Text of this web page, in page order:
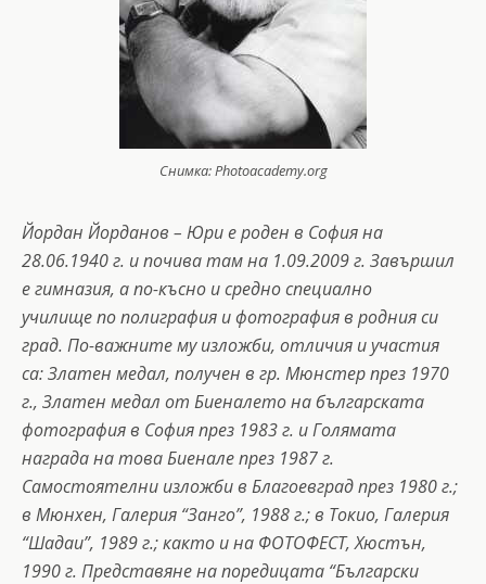
Снимка: Photoacademy.org
Йордан Йорданов – Юри е роден в София на
28.06.1940 г. и почива там на 1.09.2009 г. Завършил
е гимназия, а по-късно и средно специално
училище по полиграфия и фотография в родния си
град. По-важните му изложби, отличия и участия
са: Златен медал, получен в гр. Мюнстер през 1970
г., Златен медал от Биеналето на българската
фотография в София през 1983 г. и Голямата
награда на това Биенале през 1987 г.
Самостоятелни изложби в Благоевград през 1980 г.;
в Мюнхен, Галерия “Занго”, 1988 г.; в Токио, Галерия
“Шадаи”, 1989 г.; както и на ФОТОФЕСТ, Хюстън,
1990 г. Представяне на поредицата “Български